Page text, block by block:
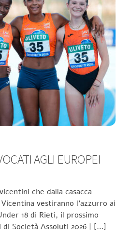
AGLI EUROPEI
che dalla casacca
vestiranno l’azzurro ai
18 di Rieti, il prossimo
di Società Assoluti 2026 | […]